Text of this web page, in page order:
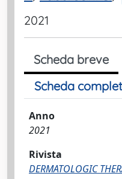
2021
Scheda breve
Scheda
Anno
2021
Rivista
DERMATOLOGIC